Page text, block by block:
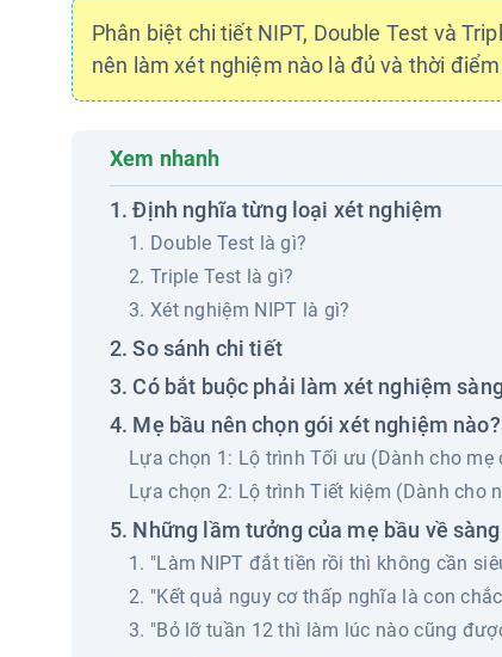
Phân biệt chi tiết NIPT, Double Test và
nên làm xét nghiệm nào là đủ và thời
Xem nhanh
Định nghĩa từng loại xét nghiệm
1. Double Test là gì?
2. Triple Test là gì?
3. Xét nghiệm NIPT là gì?
So sánh chi tiết
Có bắt buộc phải làm xét nghiệm
Mẹ bầu nên chọn gói xét nghiệm nào?
Lựa chọn 1: Lộ trình Tối ưu (Dành cho
Lựa chọn 2: Lộ trình Tiết kiệm (Dành cho
Những lầm tưởng của mẹ bầu về
1. "Làm NIPT đắt tiền rồi thì không cần
2. "Kết quả nguy cơ thấp nghĩa là con
3. "Bỏ lỡ tuần 12 thì làm lúc nào cũng